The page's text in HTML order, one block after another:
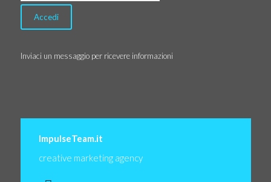
Inviaci un messaggio per ricevere informazioni
ImpulseTeam.it
creative marketing agency